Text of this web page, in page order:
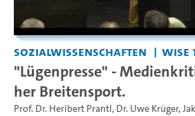
Sozialwissenschaften WiSe
"Lügenpresse" -
her Breitensport.
Prof. Dr. Heribert Prantl, Dr. Uwe Krüger,